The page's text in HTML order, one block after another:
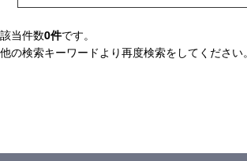
該当件数0件です。
他の検索キーワードより再度検索をしてください。